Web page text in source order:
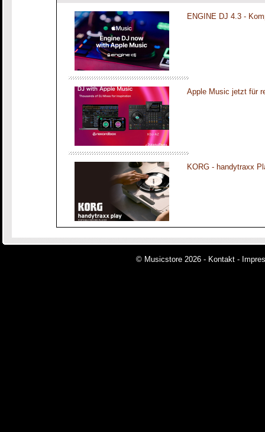
ENGINE DJ 4.3 -
Apple Music jetzt für
KORG - handytraxx
© Musicstore 2026 - Kontakt -